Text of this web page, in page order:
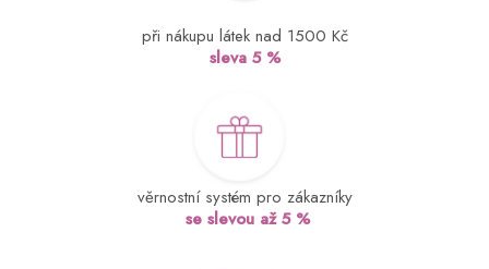
při nákupu látek nad 1500 Kč
sleva 5 %
věrnostní systém pro zákazníky
se slevou až 5 %